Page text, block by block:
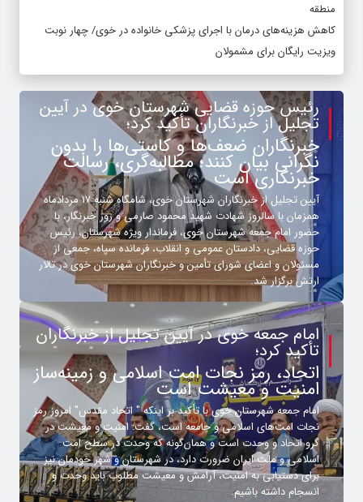
منطقه
کاهش هزینه‌های درمان با اجرای پزشکی خانواده در خوی/ چهار نوبت
ویزیت رایگان برای مشمولان
رئیس حوزه قضایی شهرستان خوی در آیین
تجلیل از خبرنگاران تأکید کرد؛
خبرنگاران ضعف‌ها و کاستی‌ها را بدون
نگرانی بیان کنند؛ مطالبه‌گری، رسالت
خبرنگاری است
آیین تجلیل از خبرنگاران شهرستان خوی، شامگاه شنبه ۱۷ مردادماه
همزمان با سالروز شهادت شهید محمود صارمی و روز خبرنگار، با
حضور امام جمعه شهرستان خوی، فرماندار ویژه شهرستان، رئیس
حوزه قضایی، دادستان عمومی و انقلاب، فرمانده سپاه، جمعی از
مسئولان و اعضای شورای تأمین و خبرنگاران شهرستان خوی در تالار
ارتش برگزار شد.
امام جمعه خوی در آیین تجلیل از خبرنگاران
تأکید کرد؛
اتحاد، رمز نجات امت اسلامی و زمینه‌ساز
امنیت و معیشت است
امام جمعه شهرستان خوی با تأکید بر اینکه " اتحاد مقدس" امروز رمز
نجات امت‌های اسلامی و جامعه است، گفت: امنیت و معیشت در
گرو اتحاد و وحدت است و همان‌گونه که وحدت در سطح امت
اسلامی و ملت ایران ضرورت دارد، در شهرستان و شهر خودمان نیز
برای دستیابی به امنیت، آرامش و معیشت مطلوب باید وحدت و
انسجام داشته باشیم.